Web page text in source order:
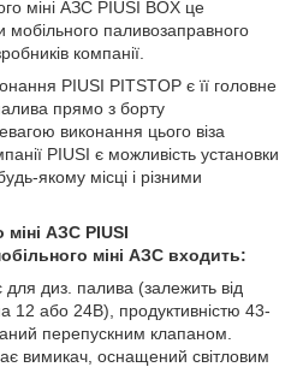
міні АЗС PIUSI BOX це
мобільного паливозаправного
компанії.
PIUSI PITSTOP є її головне
прямо з борту
виконання цього віза
PIUSI є можливість установки
якому місці і різними
міні АЗС PIUSI
міні АЗС входить:
диз. палива (залежить від
12 або 24В), продуктивністю 43-
перепускним клапаном.
вимикач, оснащений світловим